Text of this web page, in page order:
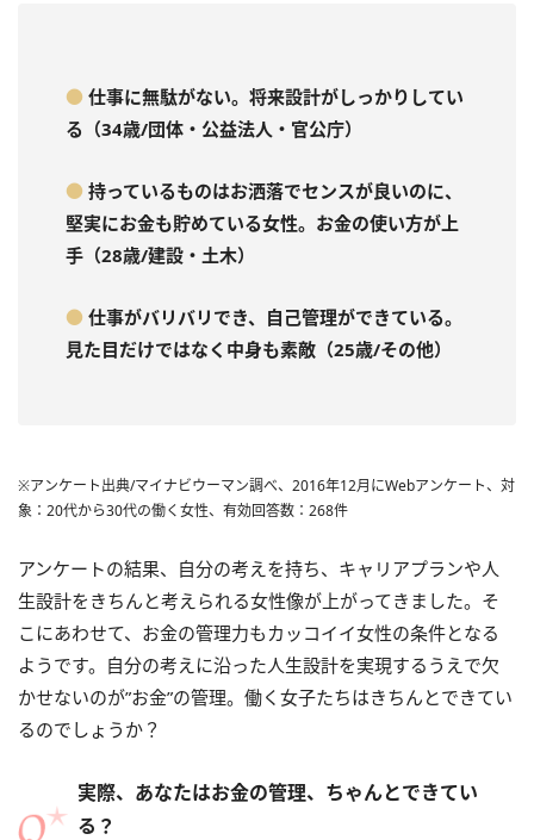
● 仕事に無駄がない。将来設計がしっかりしてい
る（34歳/団体・公益法人・官公庁）
● 持っているものはお洒落でセンスが良いのに、
堅実にお金も貯めている女性。お金の使い方が上
手（28歳/建設・土木）
● 仕事がバリバリでき、自己管理ができている。
見た目だけではなく中身も素敵（25歳/その他）
※アンケート出典/マイナビウーマン調べ、2016年12月にWebアンケート、対
象：20代から30代の働く女性、有効回答数：268件
アンケートの結果、自分の考えを持ち、キャリアプランや人
生設計をきちんと考えられる女性像が上がってきました。そ
こにあわせて、お金の管理力もカッコイイ女性の条件となる
ようです。自分の考えに沿った人生設計を実現するうえで欠
かせないのが”お金”の管理。働く女子たちはきちんとできてい
るのでしょうか？
実際、あなたはお金の管理、ちゃんとできてい
る？